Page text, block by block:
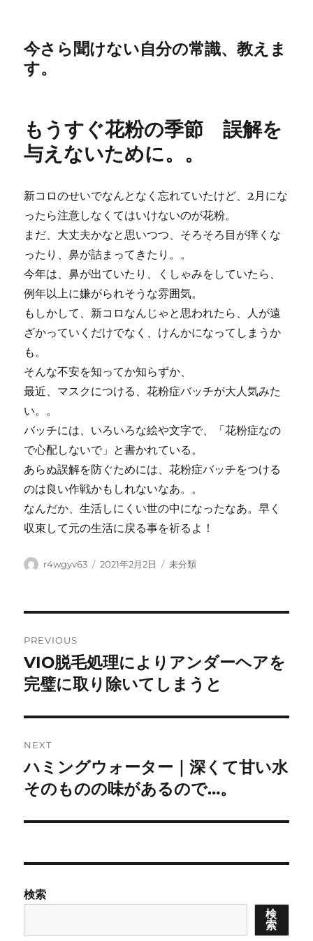
今さら聞けない自分の常識、教えま
す。
もうすぐ花粉の季節 誤解を
与えないために。。
新コロのせいでなんとなく忘れていたけど、2月にな
ったら注意しなくてはいけないのが花粉。
まだ、大丈夫かなと思いつつ、そろそろ目が痒くな
ったり、鼻が詰まってきたり。。
今年は、鼻が出ていたり、くしゃみをしていたら、
例年以上に嫌がられそうな雰囲気。
もしかして、新コロなんじゃと思われたら、人が遠
ざかっていくだけでなく、けんかになってしまうか
も。
そんな不安を知ってか知らずか、
最近、マスクにつける、花粉症バッチが大人気みた
い。。
バッチには、いろいろな絵や文字で、「花粉症なの
で心配しないで」と書かれている。
あらぬ誤解を防ぐためには、花粉症バッチをつける
のは良い作戦かもしれないなあ。。
なんだか、生活しにくい世の中になったなあ。早く
収束して元の生活に戻る事を祈るよ！
Author
r4wgyv63
Posted
2021年2月2日 Categories
未分類
navigation
PREVIOUS
Previous
post:
VIO脱毛処理によりアンダーヘアを
完璧に取り除いてしまうと
NEXT
Next
post:
ハミングウォーター｜深くて甘い水
そのものの味があるので…。
検索
検
索